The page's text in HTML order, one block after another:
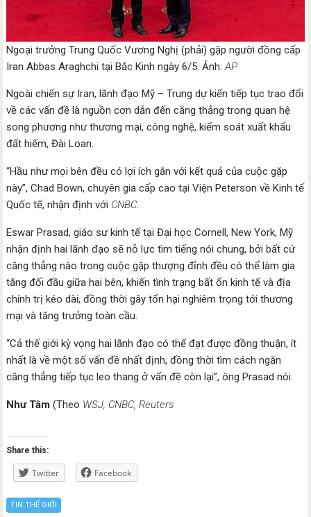
Ngoại trưởng Trung Quốc Vương Nghị (phải) gặp người đồng cấp
Iran Abbas Araghchi tại Bắc Kinh ngày 6/5. Ảnh:AP
Ngoài chiến sự Iran, lãnh đạo Mỹ – Trung dự kiến tiếp tục trao đổi
về các vấn đề là nguồn cơn dẫn đến căng thẳng trong quan hệ
song phương như thương mại, công nghệ, kiểm soát xuất khẩu
đất hiếm, Đài Loan.
“Hầu như mọi bên đều có lợi ích gắn với kết quả của cuộc gặp
này”, Chad Bown, chuyên gia cấp cao tại Viện Peterson về Kinh tế
Quốc tế, nhận định với CNBC.
Eswar Prasad, giáo sư kinh tế tại Đại học Cornell, New York, Mỹ
nhận định hai lãnh đạo sẽ nỗ lực tìm tiếng nói chung, bởi bất cứ
căng thẳng nào trong cuộc gặp thượng đỉnh đều có thể làm gia
tăng đối đầu giữa hai bên, khiến tình trạng bất ổn kinh tế và địa
chính trị kéo dài, đồng thời gây tổn hại nghiêm trọng tới thương
mại và tăng trưởng toàn cầu.
“Cả thế giới kỳ vọng hai lãnh đạo có thể đạt được đồng thuận, ít
nhất là về một số vấn đề nhất định, đồng thời tìm cách ngăn
căng thẳng tiếp tục leo thang ở vấn đề còn lại”, ông Prasad nói.
Như Tâm (Theo WSJ, CNBC, Reuters
Share this:
Twitter Facebook
TIN THẾ GIỚI